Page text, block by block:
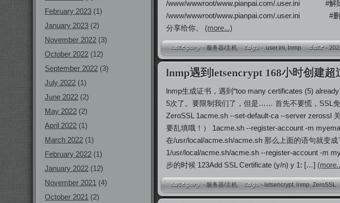
February 2023 (1)
January 2023 (2)
November 2022 (3)
October 2022 (12)
September 2022 (3)
July 2022 (1)
June 2022 (2)
May 2022 (2)
April 2022 (1)
March 2022 (1)
February 2022 (1)
January 2022 (12)
November 2021 (4)
October 2021 (2)
/www/wwwroot/www.pianpai.com/.user.ini #解除
/www/wwwroot/www.pianpai.com/.user.ini #删除
分享给你。 (more...)
-服务器/主机 -.user.ini,lnmp -
lnmp遇到letsencrypt 168小时创建超
lnmp生成证书，遇到“too many certificates (5)
5次了。要限制我们了，但是…… 首先不要慌，SSL
ZeroSSL 1acme.sh --set-default-ca --server zerossl
要乱填哦！） 1acme.sh --register-account -m
在/usr/local/acme.sh/acme.sh 那么上面的语句就变
1/usr/local/acme.sh/acme.sh --register-account -m
步的时候 123Add SSL Certificate (y/n) y 1: […]
-服务器/主机 -letsencrypt,lnmp,ZeroSSL